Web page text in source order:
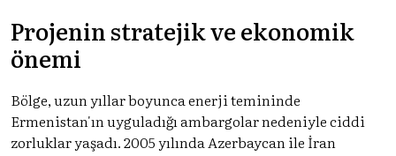
Projenin stratejik ve ekonomik
önemi
Bölge, uzun yıllar boyunca enerji temininde
Ermenistan'ın uyguladığı ambargolar nedeniyle ciddi
zorluklar yaşadı. 2005 yılında Azerbaycan ile İran